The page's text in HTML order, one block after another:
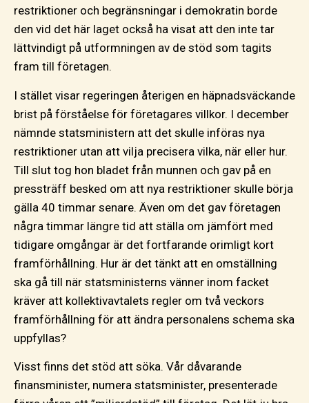
restriktioner och begränsningar i demokratin borde
den vid det här laget också ha visat att den inte tar
lättvindigt på utformningen av de stöd som tagits
fram till företagen.
I stället visar regeringen återigen en häpnadsväckande
brist på förståelse för företagares villkor. I december
nämnde statsministern att det skulle införas nya
restriktioner utan att vilja precisera vilka, när eller hur.
Till slut tog hon bladet från munnen och gav på en
pressträff besked om att nya restriktioner skulle börja
gälla 40 timmar senare. Även om det gav företagen
några timmar längre tid att ställa om jämfört med
tidigare omgångar är det fortfarande orimligt kort
framförhållning. Hur är det tänkt att en omställning
ska gå till när statsministerns vänner inom facket
kräver att kollektivavtalets regler om två veckors
framförhållning för att ändra personalens schema ska
uppfyllas?
Visst finns det stöd att söka. Vår dåvarande
finansminister, numera statsminister, presenterade